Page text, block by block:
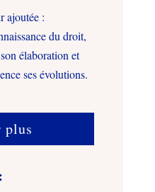
ajoutée :
du droit,
élaboration et
ses évolutions.
plus